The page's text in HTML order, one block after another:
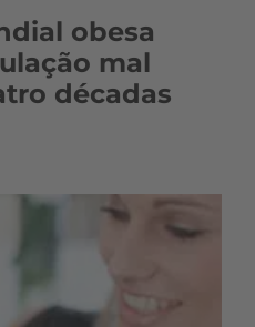
obesa
mal
décadas